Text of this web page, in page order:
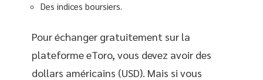
Des indices boursiers.
Pour échanger gratuitement sur la
plateforme eToro, vous devez avoir des
dollars américains (USD). Mais si vous